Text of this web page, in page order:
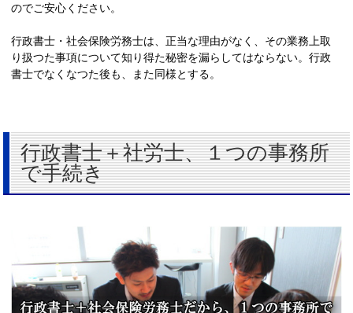
のでご安心ください。
行政書士・社会保険労務士は、正当な理由がなく、その業務上取
り扱つた事項について知り得た秘密を漏らしてはならない。行政
書士でなくなつた後も、また同様とする。
行政書士＋社労士、１つの事務所
で手続き